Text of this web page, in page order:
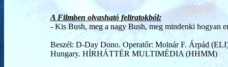
A Filmben olvasható feliratokból:
- Kis Bush, meg a nagy Bush, meg mindenki hogyan
Beszél: D-Day Dono. Operatőr: Molnár F. Árpád
Hungary. HÍRHÁTTÉR MULTIMÉDIA (HHMM)